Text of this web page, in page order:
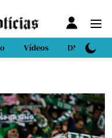
Vídeos DN Sport